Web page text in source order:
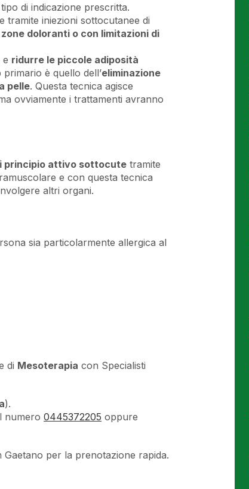
di indicazione prescritta.
tramite iniezioni sottocutanee di
zone doloranti o con limitazioni di
e ridurre le piccole adiposità
primario è quello dell’eliminazione
pelle. Questa tecnica agisce
ovviamente i trattamenti avranno
principio attivo sottocute tramite
e con questa tecnica
altri organi.
sia particolarmente allergica al
di Mesoterapia con Specialisti
).
numero 0445372205 oppure
Gaetano per la prenotazione rapida.